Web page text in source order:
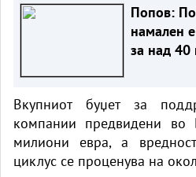
Попов: Покрај јавниот,
намален
за над 40
Вкупниот буџет за
компании предвидени во
милиони евра, а
циклус се проценува на